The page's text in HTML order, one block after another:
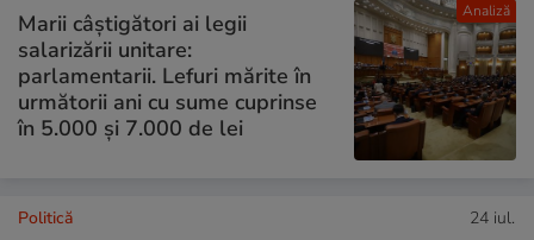
Analiză
Marii câștigători ai legii
salarizării unitare:
parlamentarii. Lefuri mărite în
următorii ani cu sume cuprinse
în 5.000 și 7.000 de lei
Politică 24 iul.